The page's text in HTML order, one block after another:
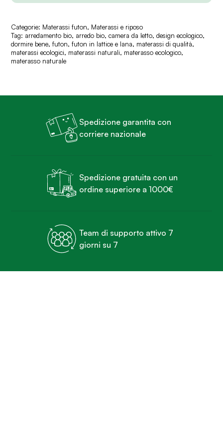
Categorie: Materassi futon, Materassi e riposo
Tag: arredamento bio, arredo bio,camera da letto,design ecologico,
dormire bene,futon,futon in lattice e lana, materassi di qualità,
materassi ecologici, materassi naturali, materasso ecologico,
materasso naturale
Spedizione garantita con
corriere nazionale
Spedizione gratuita con un
ordine superiore a 1000€
Team di supporto attivo 7
giorni su 7